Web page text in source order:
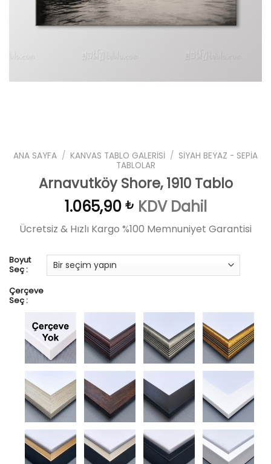
ANA SAYFA / KANVAS TABLO GALERISI / SIYAH BEYAZ - SEPIA
TABLOLAR
Arnavutköy Shore, 1910 Tablo
1.065,90 ₺ KDV Dahil
Ücretsiz & Hızlı Kargo %100 Memnuniyet Garantisi
Boyut
Seç :
Çerçeve
Seç :